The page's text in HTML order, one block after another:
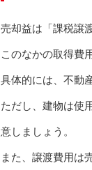
売却益は「課税譲
このなかの取得費
具体的には、不動
ただし、建物は使
意しましょう。
また、譲渡費用は